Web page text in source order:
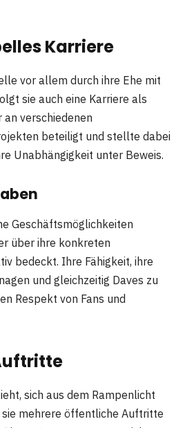
Karriere
vor allem durch ihre Ehe mit
sie auch eine Karriere als
an verschiedenen
beteiligt und stellte dabei
Unabhängigkeit unter Beweis.
Geschäftsmöglichkeiten
über ihre konkreten
bedeckt. Ihre Fähigkeit, ihre
und gleichzeitig Daves zu
Respekt von Fans und
sich aus dem Rampenlicht
mehrere öffentliche Auftritte